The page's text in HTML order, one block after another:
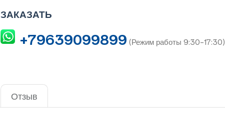
ЗАКАЗАТЬ
+79639099899 (Режим работы 9:30-17:30)
Отзыв